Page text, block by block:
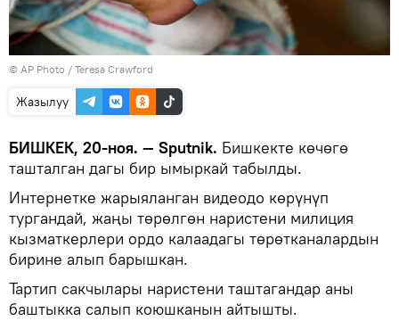
© AP Photo / Teresa Crawford
Жазылуу
БИШКЕК, 20-ноя. — Sputnik. Бишкекте көчөгө
ташталган дагы бир ымыркай табылды.
Интернетке жарыяланган видеодо көрүнүп
тургандай, жаңы төрөлгөн наристени милиция
кызматкерлери ордо калаадагы төрөтканалардын
бирине алып барышкан.
Тартип сакчылары наристени таштагандар аны
баштыкка салып коюшканын айтышты.